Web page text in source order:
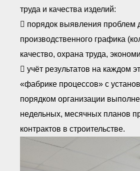
труда и качества изделий:
 порядок выявления проблем
производственного графика
качество, охрана труда,
 учёт результатов на каждом
«фабрике процессов» с
порядком организации
недельных, месячных планов
контрактов в строительстве.